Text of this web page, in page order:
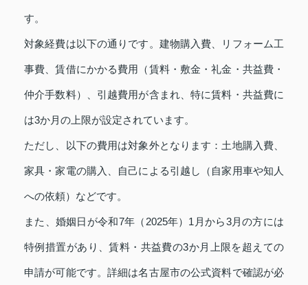
す。
対象経費は以下の通りです。建物購入費、リフォーム工
事費、賃借にかかる費用（賃料・敷金・礼金・共益費・
仲介手数料）、引越費用が含まれ、特に賃料・共益費に
は3か月の上限が設定されています。
ただし、以下の費用は対象外となります：土地購入費、
家具・家電の購入、自己による引越し（自家用車や知人
への依頼）などです。
また、婚姻日が令和7年（2025年）1月から3月の方には
特例措置があり、賃料・共益費の3か月上限を超えての
申請が可能です。詳細は名古屋市の公式資料で確認が必